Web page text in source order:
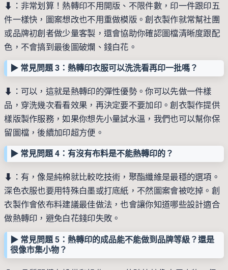
⬇︎：非常划算！熱轉印不用開版、不限件數，印一件跟印五
件一樣快，圖案想改也不用重做模版。創衣製作就常幫社團
或品牌初創者做少量客製，還會協助你確認圖檔清晰度跟配
色，不會搞到最後圖破爛、錢白花。
▶︎ 常見問題 3：熱轉印衣服可以洗洗看再印一批嗎？
⬇︎：可以，這就是熱轉印的彈性優勢。你可以先做一件樣
品，穿洗幾次看看效果，再決定要不要加印。創衣製作提供
樣版製作服務，如果你想先小量試水溫，我們也可以幫你保
留圖檔，後續加印超方便。
▶︎ 常見問題 4：有沒有布料是不能熱轉印的？
⬇︎：有，像是純棉就比較吃技術，聚酯纖維是最穩的選項。
深色衣服也要用特殊白墨或打底紙，不然圖案會被吃掉。創
衣製作會依布料建議最佳做法，也會讓你知道哪些設計適合
做熱轉印，避免白花錢印失敗。
▶︎ 常見問題 5：熱轉印的成品能不能做到品牌等級？還是
很像市集小物？